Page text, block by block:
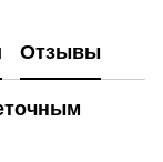
Отзывы